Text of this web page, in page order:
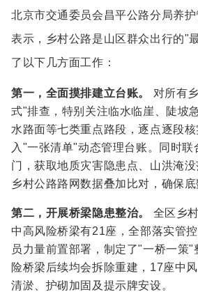
北京市交通委员会昌平公路分局养
表示，乡村公路是山区群众出行的"
了以下几方面工作：
第一，全面摸排建立台账。
对所有
式"排查，特别关注临水临崖、陡坡
水路面等七类重点路段，逐点逐段
入"一张清单"动态管理台账。同时联
门，获取地质灾害隐患点、山洪淹
乡村公路路网数据叠加比对，确保底
第二，开展桥梁隐患整治。
全区乡
中高风险桥梁有21座，全部落实管
员力量前置部署，制定了"一桥一策"
险桥梁后续均会拆除重建，17座中
清淤、护砌加固及提示牌安设。